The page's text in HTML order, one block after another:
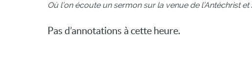
Où l’on écoute un sermon sur la venue de l’Antéchrist
Pas d’annotations à cette heure.